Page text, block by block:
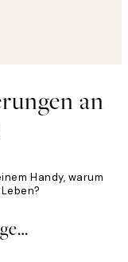
an
Handy, warum